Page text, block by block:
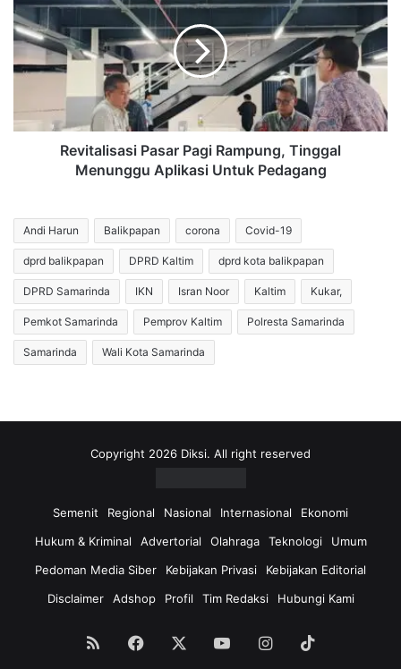
Pagi
Rampung,
Tinggal
Menunggu
Untuk
Pedagang
Revitalisasi Pasar Pagi Rampung, Tinggal
Menunggu Aplikasi Untuk Pedagang
Andi Harun Balikpapan corona Covid-19
dprd balikpapan DPRD Kaltim dprd kota balikpapan
DPRD Samarinda IKN Isran Noor Kaltim Kukar,
Pemkot Samarinda Pemprov Kaltim Polresta Samarinda
Samarinda Wali Kota Samarinda
Copyright 2026 Diksi. All right reserved
Semenit Regional Nasional Internasional
Ekonomi
Hukum & Kriminal
Advertorial Olahraga Teknologi
Umum
Pedoman Media Siber
Kebijakan Privasi
Kebijakan Editorial
Disclaimer
Adshop Profil Tim Redaksi Hubungi Kami
RSS Facebook YouTubeInstagram